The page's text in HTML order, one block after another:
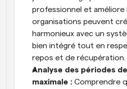
professionnel et améliore
organisations peuvent
harmonieux avec un
bien intégré tout en
repos et de récupération.
Analyse des périodes
maximale : Comprendre